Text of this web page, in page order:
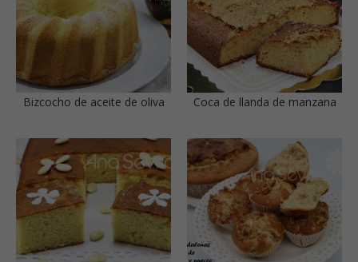
Bizcocho de aceite de oliva Coca de llanda de manzana